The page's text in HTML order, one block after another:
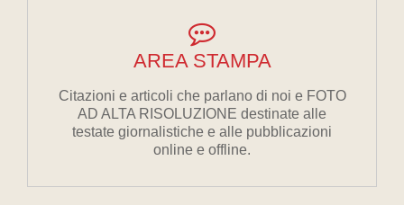
AREA STAMPA
Citazioni e articoli che parlano di noi e FOTO
AD ALTA RISOLUZIONE destinate alle
testate giornalistiche e alle pubblicazioni
online e offline.